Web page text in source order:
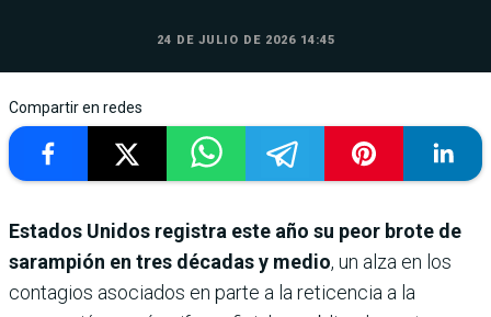
24 DE JULIO DE 2026 14:45
Compartir en redes
Estados Unidos registra este año su peor brote de
sarampión en tres décadas y medio, un alza en los
contagios asociados en parte a la reticencia a la